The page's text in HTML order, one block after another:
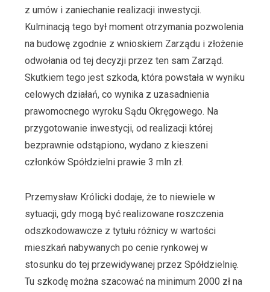
z umów i zaniechanie realizacji inwestycji.
Kulminacją tego był moment otrzymania pozwolenia
na budowę zgodnie z wnioskiem Zarządu i złożenie
odwołania od tej decyzji przez ten sam Zarząd.
Skutkiem tego jest szkoda, która powstała w wyniku
celowych działań, co wynika z uzasadnienia
prawomocnego wyroku Sądu Okręgowego. Na
przygotowanie inwestycji, od realizacji której
bezprawnie odstąpiono, wydano z kieszeni
członków Spółdzielni prawie 3 mln zł.
Przemysław Królicki dodaje, że to niewiele w
sytuacji, gdy mogą być realizowane roszczenia
odszkodowawcze z tytułu różnicy w wartości
mieszkań nabywanych po cenie rynkowej w
stosunku do tej przewidywanej przez Spółdzielnię.
Tu szkodę można szacować na minimum 2000 zł na